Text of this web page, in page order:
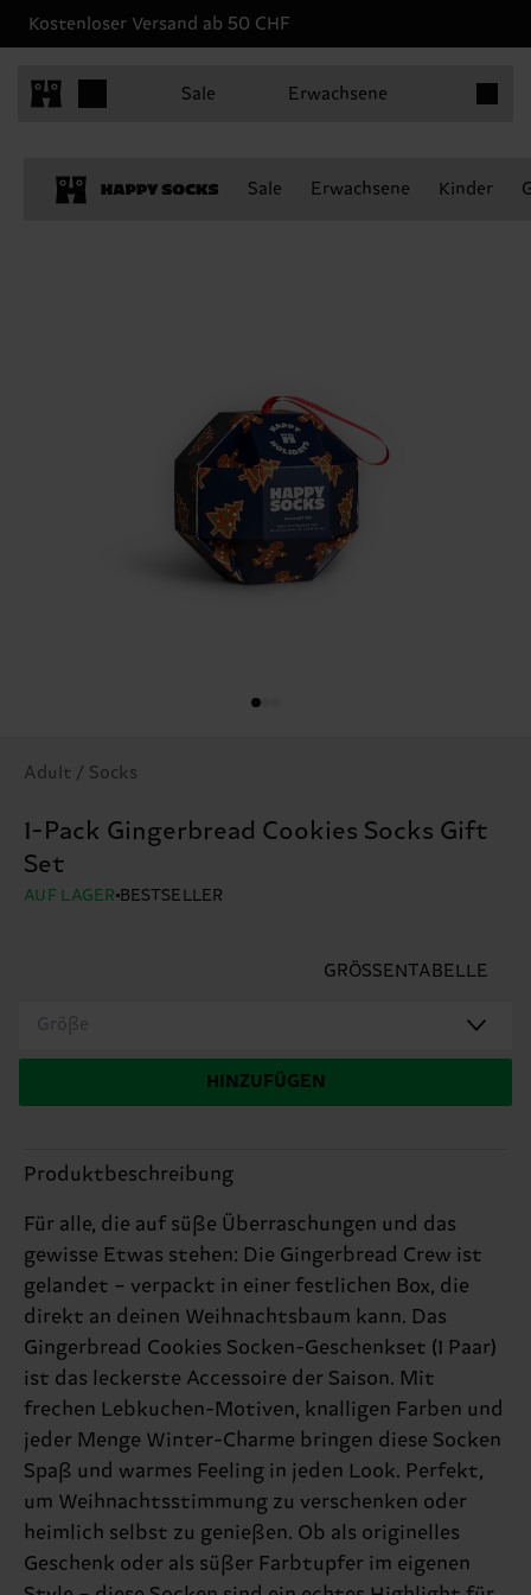
Kostenloser Versand ab 50 CHF
Sale Erwachsene
Sale Erwachsene Kinder
Adult / Socks
1-Pack Gingerbread Cookies Socks Gift
Set
AUF LAGER BESTSELLER
GRÖSSENTABELLE
Größe
HINZUFÜGEN
Produktbeschreibung
Für alle, die auf süße Überraschungen und das
gewisse Etwas stehen: Die Gingerbread Crew ist
gelandet – verpackt in einer festlichen Box, die
direkt an deinen Weihnachtsbaum kann. Das
Gingerbread Cookies Socken-Geschenkset (1 Paar)
ist das leckerste Accessoire der Saison. Mit
frechen Lebkuchen-Motiven, knalligen Farben und
jeder Menge Winter-Charme bringen diese Socken
Spaß und warmes Feeling in jeden Look. Perfekt,
um Weihnachtsstimmung zu verschenken oder
heimlich selbst zu genießen. Ob als originelles
Geschenk oder als süßer Farbtupfer im eigenen